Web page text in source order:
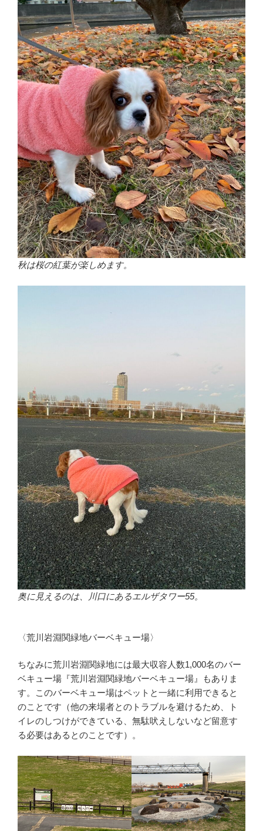
秋は桜の紅葉が楽しめます。
奥に見えるのは、川口にあるエルザタワー55。
〈荒川岩淵関緑地バーベキュー場〉
ちなみに荒川岩淵関緑地には最大収容人数1,000名のバー
ベキュー場『荒川岩淵関緑地バーベキュー場』もありま
す。このバーベキュー場はペットと一緒に利用できると
のことです（他の来場者とのトラブルを避けるため、ト
イレのしつけができている、無駄吠えしないなど留意す
る必要はあるとのことです）。